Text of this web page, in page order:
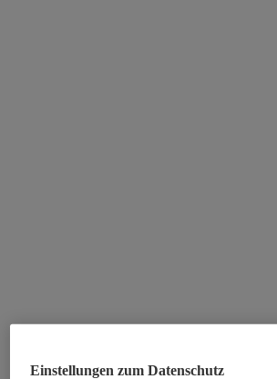
Einstellungen zum Datenschutz